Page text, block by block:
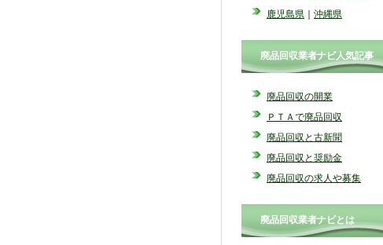
鹿児島県
沖縄県
廃品回収業者ナビ人気記事
廃品回収の開業
ＰＴＡで廃品回収
廃品回収と古新聞
廃品回収と奨励金
廃品回収の求人や募集
廃品回収業者ナビとは